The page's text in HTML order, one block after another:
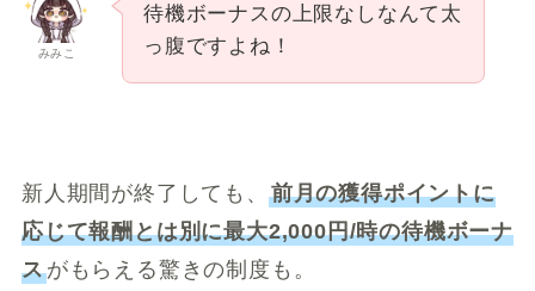
みみこ
待機ボーナスの上限なしなんて太
っ腹ですよね！
新人期間が終了しても、 前月の獲得ポイントに
応じて報酬とは別に最大2,000円/時の待機ボーナ
スがもらえる驚きの制度も。